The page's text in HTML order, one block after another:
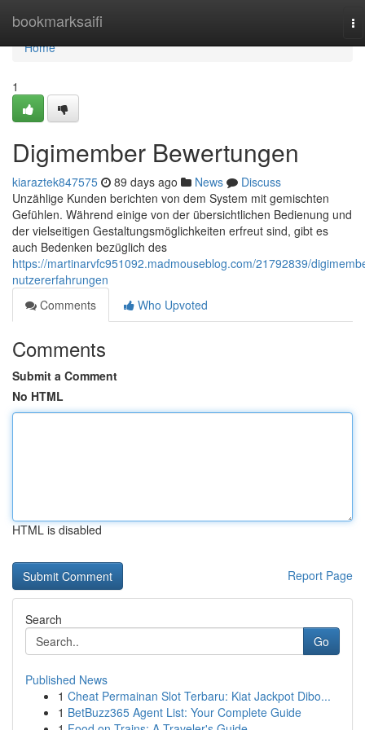
bookmarksaifi
Home
Home
1
Digimember Bewertungen
kiaraztek847575 89 days ago News
Discuss
Unzählige Kunden berichten von dem System mit gemischten
Gefühlen. Während einige von der übersichtlichen Bedienung und
der vielseitigen Gestaltungsmöglichkeiten erfreut sind, gibt es
auch Bedenken bezüglich des
https://martinarvfc951092.madmouseblog.com/21792839/
nutzererfahrungen
Comments
Who Upvoted
Comments
Submit a Comment
No HTML
HTML is disabled
Report Page
Search
Go
Published News
1 Cheat Permainan Slot Terbaru: Kiat Jackpot Dibo...
1 BetBuzz365 Agent List: Your Complete Guide